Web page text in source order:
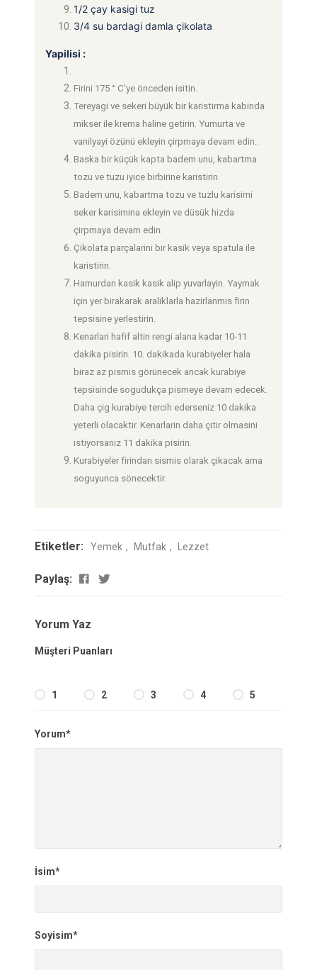
1/2 çay kasigi tuz
3/4 su bardagi damla çikolata
Yapilisi :
Firini 175 ° C'ye önceden isitin.
Tereyagi ve sekeri büyük bir karistirma kabinda
mikser ile krema haline getirin. Yumurta ve
vanilyayi özünü ekleyin çirpmaya devam edin..
Baska bir küçük kapta badem unu, kabartma
tozu ve tuzu iyice birbirine karistirin.
Badem unu, kabartma tozu ve tuzlu karisimi
seker karisimina ekleyin ve düsük hizda
çirpmaya devam edin.
Çikolata parçalarini bir kasik veya spatula ile
karistirin.
Hamurdan kasik kasik alip yuvarlayin. Yaymak
için yer birakarak araliklarla hazirlanmis firin
tepsisine yerlestirin.
Kenarlari hafif altin rengi alana kadar 10-11
dakika pisirin. 10. dakikada kurabiyeler hala
biraz az pismis görünecek ancak kurabiye
tepsisinde sogudukça pismeye devam edecek.
Daha çig kurabiye tercih ederseniz 10 dakika
yeterli olacaktir. Kenarlarin daha çitir olmasini
istiyorsaniz 11 dakika pisirin.
Kurabiyeler firindan sismis olarak çikacak ama
soguyunca sönecektir.
Etiketler: Yemek Mutfak Lezzet
Paylaş:
Yorum Yaz
Müşteri Puanları
1 2 3 4 5
Yorum*
İsim*
Soyisim*